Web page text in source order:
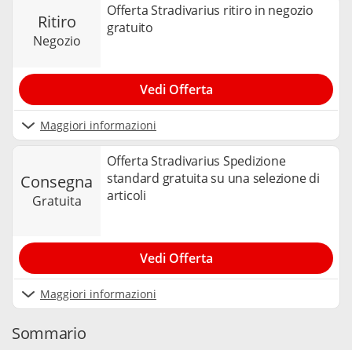
ritiro
negozio
Offerta Stradivarius ritiro in negozio
gratuito
Maggiori informazioni
Vedi Offerta
consegna
gratuita
Offerta Stradivarius Spedizione
standard gratuita su una selezione di
articoli
Maggiori informazioni
Vedi Offerta
Sommario